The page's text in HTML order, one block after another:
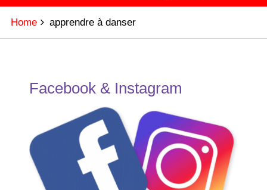
Home apprendre à danser
Facebook & Instagram